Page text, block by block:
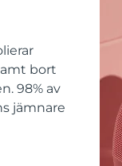
bort
98% av
jämnare